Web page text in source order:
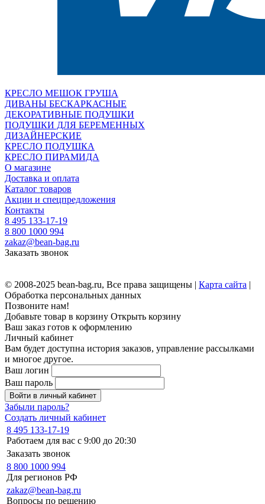
КРЕСЛО МЕШОК ГРУША
ДИВАНЫ БЕСКАРКАСНЫЕ
ДЕКОРАТИВНЫЕ ПОДУШКИ
ПОДУШКИ ДЛЯ БЕРЕМЕННЫХ
ДИЗАЙНЕРСКИЕ
КРЕСЛО ПОДУШКА
КРЕСЛО ПИРАМИДА
О магазине
Доставка и оплата
Каталог товаров
Акции и спецпредложения
Контакты
8 495 133-17-19
8 800 1000 994
zakaz@bean-bag.ru
Заказать звонок
© 2008-2025 bean-bag.ru, Все права защищены | Карта сайта |
Обработка персональных данных
Позвоните нам!
Добавьте товар в корзину Открыть корзину
Ваш заказ готов к оформлению
Личный кабинет
Вам будет доступна история заказов, управление рассылками
и многое другое.
Ваш логин
Ваш пароль
Войти в личный кабинет
Забыли пароль?
Создать личный кабинет
8 495 133-17-19
Работаем для вас с 9:00 до 20:30
Заказать звонок
8 800 1000 994
Для регионов РФ
zakaz@bean-bag.ru
Вопросы по решению